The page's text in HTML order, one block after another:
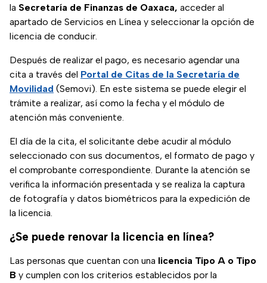
la Secretaría de Finanzas de Oaxaca, acceder al
apartado de Servicios en Línea y seleccionar la opción de
licencia de conducir.
Después de realizar el pago, es necesario agendar una
cita a través del Portal de Citas de la Secretaría de
Movilidad (Semovi). En este sistema se puede elegir el
trámite a realizar, así como la fecha y el módulo de
atención más conveniente.
El día de la cita, el solicitante debe acudir al módulo
seleccionado con sus documentos, el formato de pago y
el comprobante correspondiente. Durante la atención se
verifica la información presentada y se realiza la captura
de fotografía y datos biométricos para la expedición de
la licencia.
¿Se puede renovar la licencia en línea?
Las personas que cuentan con una licencia Tipo A o Tipo
B y cumplen con los criterios establecidos por la